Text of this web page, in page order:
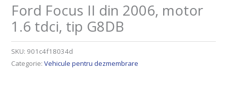
Ford Focus II din 2006, motor
1.6 tdci, tip G8DB
SKU: 901c4f18034d
Categorie:Vehicule pentru dezmembrare